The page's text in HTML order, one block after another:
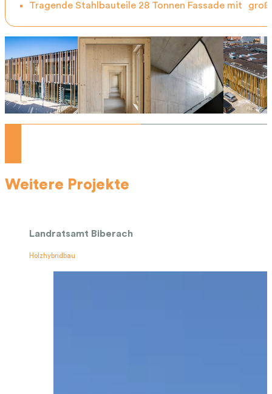
Tragende Stahlbauteile 28 Tonnen Fassade mit
Weitere Projekte
Landratsamt Biberach
Holzhybridbau